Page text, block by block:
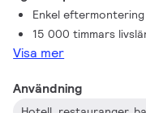
Enkel eftermontering
15 000 timmars
Visa mer
Användning